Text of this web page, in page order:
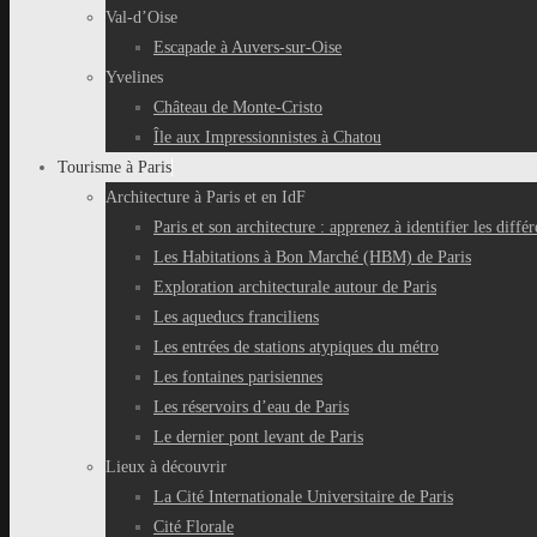
Val-d’Oise
Escapade à Auvers-sur-Oise
Yvelines
Château de Monte-Cristo
Île aux Impressionnistes à Chatou
Tourisme à Paris
Architecture à Paris et en IdF
Paris et son architecture : apprenez à identifier les
Les Habitations à Bon Marché (HBM) de Paris
Exploration architecturale autour de Paris
Les aqueducs franciliens
Les entrées de stations atypiques du métro
Les fontaines parisiennes
Les réservoirs d’eau de Paris
Le dernier pont levant de Paris
Lieux à découvrir
La Cité Internationale Universitaire de Paris
Cité Florale